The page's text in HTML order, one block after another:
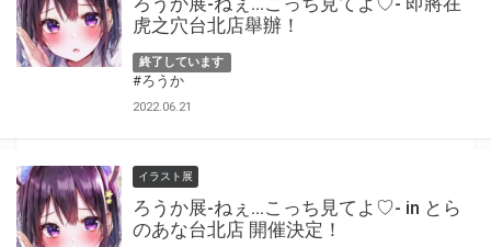
虎之穴台北店舉辦！
終了しています
#ろうか
2022.06.21
イラスト展
ろうか展-ねぇ…こっち見てよ♡- in とら
のあな台北店 開催決定！